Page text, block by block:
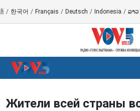
/ 한국어 / Français / Deutsch / Indonesia / ລາວ
Жители всей страны